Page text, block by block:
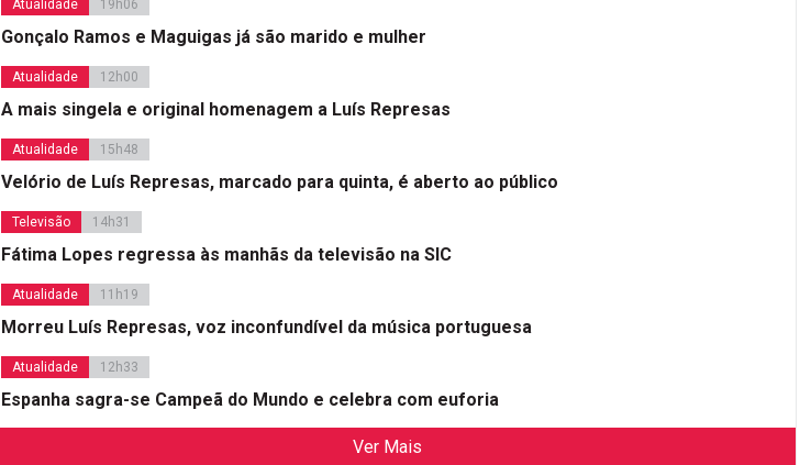
Atualidade 19h06
Gonçalo Ramos e Maguigas já são marido e mulher
Atualidade 12h00
A mais singela e original homenagem a Luís Represas
Atualidade 15h48
Velório de Luís Represas, marcado para quinta, é aberto ao público
Televisão 14h31
Fátima Lopes regressa às manhãs da televisão na SIC
Atualidade 11h19
Morreu Luís Represas, voz inconfundível da música portuguesa
Atualidade 12h33
Espanha sagra-se Campeã do Mundo e celebra com euforia
Ver Mais